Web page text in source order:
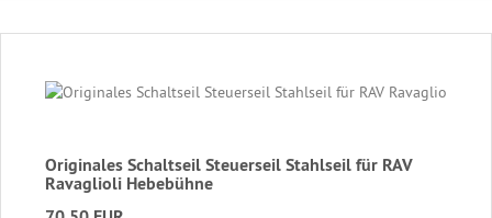
Originales Schaltseil Steuerseil Stahlseil für RAV
Ravaglioli Hebebühne